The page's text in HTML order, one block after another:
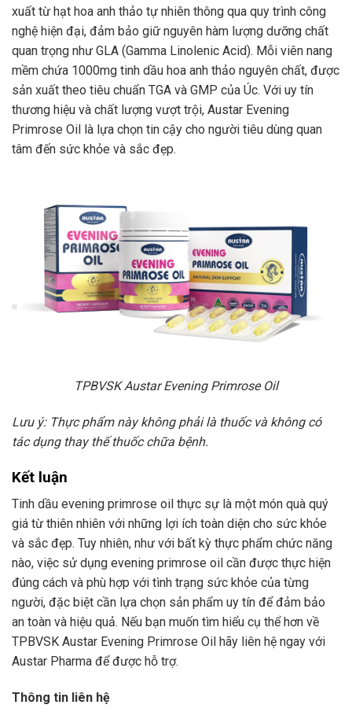
xuất từ hạt hoa anh thảo tự nhiên thông qua quy trình công
nghệ hiện đại, đảm bảo giữ nguyên hàm lượng dưỡng chất
quan trọng như GLA (Gamma Linolenic Acid). Mỗi viên nang
mềm chứa 1000mg tinh dầu hoa anh thảo nguyên chất, được
sản xuất theo tiêu chuẩn TGA và GMP của Úc. Với uy tín
thương hiệu và chất lượng vượt trội, Austar Evening
Primrose Oil là lựa chọn tin cậy cho người tiêu dùng quan
tâm đến sức khỏe và sắc đẹp.
TPBVSK Austar Evening Primrose Oil
Lưu ý: Thực phẩm này không phải là thuốc và không có
tác dụng thay thế thuốc chữa bệnh.
Kết luận
Tinh dầu evening primrose oil thực sự là một món quà quý
giá từ thiên nhiên với những lợi ích toàn diện cho sức khỏe
và sắc đẹp. Tuy nhiên, như với bất kỳ thực phẩm chức năng
nào, việc sử dụng evening primrose oil cần được thực hiện
đúng cách và phù hợp với tình trạng sức khỏe của từng
người, đặc biệt cần lựa chọn sản phẩm uy tín để đảm bảo
an toàn và hiệu quả. Nếu bạn muốn tìm hiểu cụ thể hơn về
TPBVSK Austar Evening Primrose Oil hãy liên hệ ngay với
Austar Pharma để được hỗ trợ.
Thông tin liên hệ